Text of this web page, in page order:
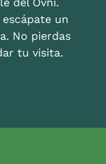
un
No pierdas
tu visita.